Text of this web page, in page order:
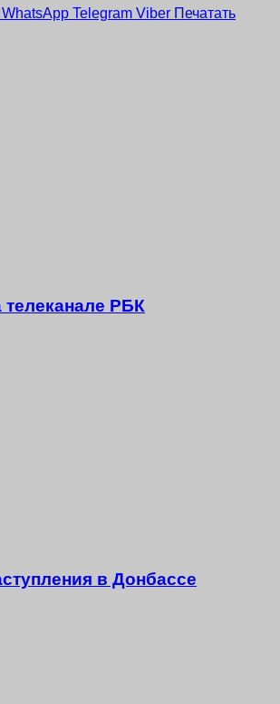
WhatsApp Telegram Viber Печатать
телеканале РБК
в Донбассе